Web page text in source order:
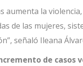
aumenta la
de las mujeres,
señaló Ileana
de casos